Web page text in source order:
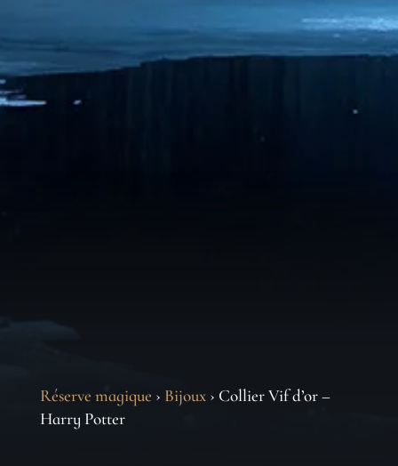
Réserve magique › Bijoux› Collier Vif d’or –
Harry Potter